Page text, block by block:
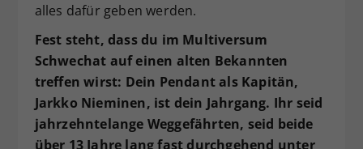
alles dafür geben werden.
Fest steht, dass du im Multiversum
Schwechat auf einen alten Bekannten
treffen wirst: Dein Pendant als Kapitän,
Jarkko Nieminen, ist dein Jahrgang. Ihr seid
jahrzehntelange Weggefährten, seid beide
über 13 Jahre lang fast durchgehend unter